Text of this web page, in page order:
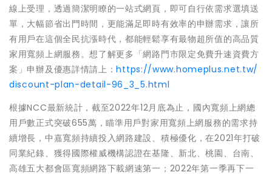
線上受理，透過簡潔明瞭的一站式網頁，即可自行依需求選填送
單，大幅節省出門時間，更能滿足即時有效率的申辦需求，讓所
有用戶在這個全民抗漲時代，都能輕鬆享有最物超所值的高品質
家用寬頻上網服務。想了解更多「網路門市限定免費升速資費方
案」申辦及優惠詳情請上：https://www.homeplus.net.tw/
discount-plan-detail-96_3_5.html
根據NCC最新統計，截至2022年12月底為止，國內寬頻上網總
用戶數正式突破655萬，瞄準用戶對家用寬頻上網服務的需求持
續增長，中嘉寬頻持續投入網路建設、積極優化，在2021年打破
同業紀錄、獲得國際權威機構認證在基隆、新北、桃園、台南、
高雄五大都會區寬頻網路下載網速第一；2022年第一季再下一